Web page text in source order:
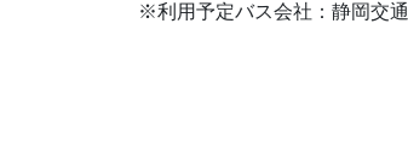
※利用予定バス会社：静岡交通